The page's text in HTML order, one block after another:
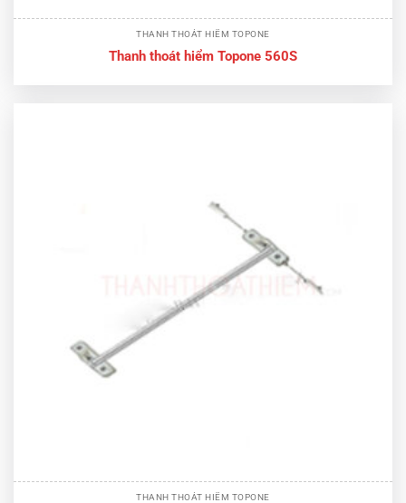
THANH THOÁT HIỂM TOPONE
Thanh thoát hiểm Topone 560S
THANH THOÁT HIỂM TOPONE